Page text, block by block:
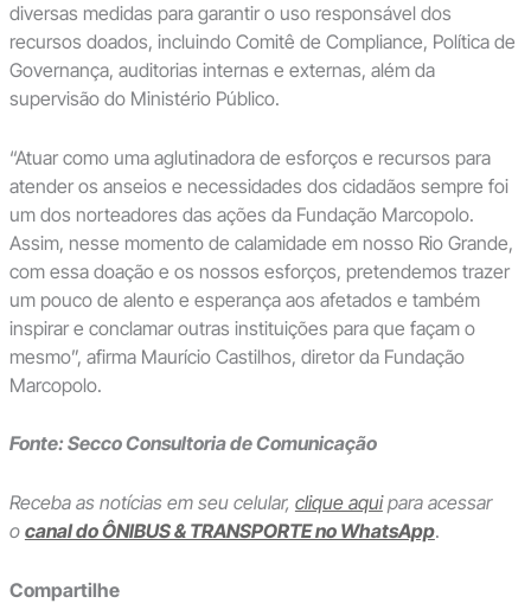
diversas medidas para garantir o uso responsável dos
recursos doados, incluindo Comitê de Compliance, Política de
Governança, auditorias internas e externas, além da
supervisão do Ministério Público.
“Atuar como uma aglutinadora de esforços e recursos para
atender os anseios e necessidades dos cidadãos sempre foi
um dos norteadores das ações da Fundação Marcopolo.
Assim, nesse momento de calamidade em nosso Rio Grande,
com essa doação e os nossos esforços, pretendemos trazer
um pouco de alento e esperança aos afetados e também
inspirar e conclamar outras instituições para que façam o
mesmo”, afirma Maurício Castilhos, diretor da Fundação
Marcopolo.
Fonte: Secco Consultoria de Comunicação
Receba as notícias em seu celular, clique aquipara acessar
o canal do ÔNIBUS & TRANSPORTE no WhatsApp.
Compartilhe